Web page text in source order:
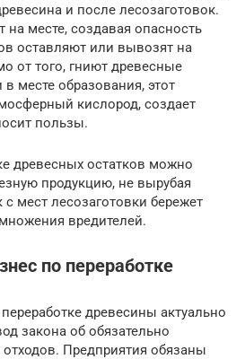
и после лесозаготовок.
на месте, создавая опасность
оставляют или вывозят на
от того, гниют древесные
месте образования, этот
кислород, создает
пользы.
древесных остатков можно
продукцию, не вырубая
мест лесозаготовки бережет
вредителей.
по переработке
древесины актуально
закона об обязательно
Предприятия обязаны